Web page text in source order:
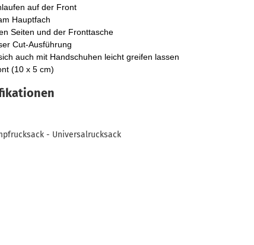
auf der Front
Hauptfach
Seiten und der Fronttasche
Cut-Ausführung
auch mit Handschuhen leicht greifen lassen
(10 x 5 cm)
- Universalrucksack